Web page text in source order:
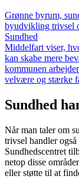
Grønne byrum,
byudvikling trivsel
Sundhed
Middelfart viser,
kan skabe mere
kommunen
velvære og stærke
Sundhed
Når man taler om
trivsel handler
Sundhedscentret
netop disse
eller støtte til at